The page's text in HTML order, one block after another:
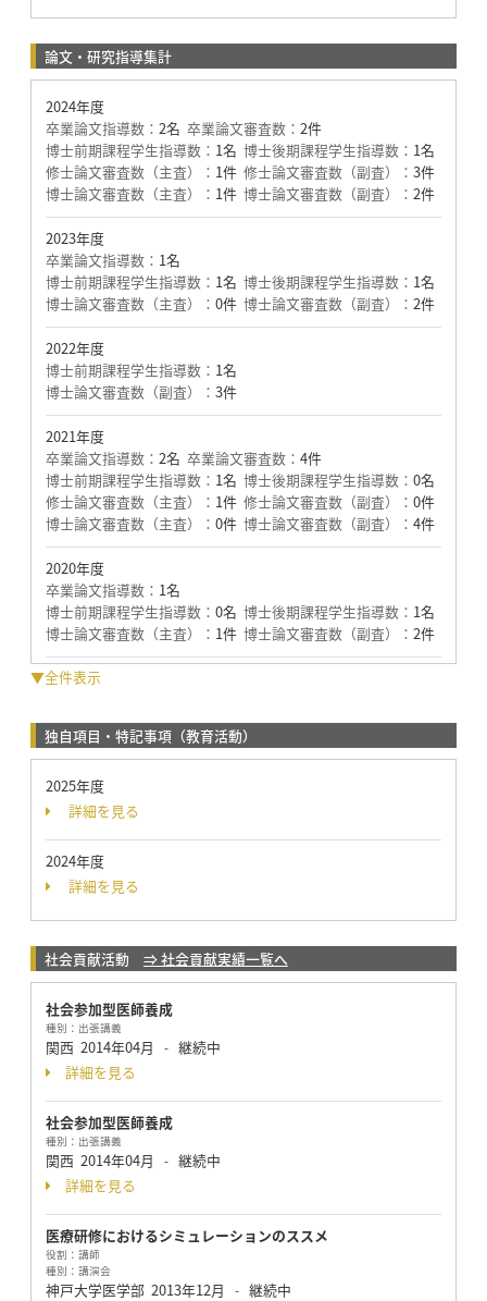
論文・研究指導集計
2024年度
卒業論文指導数： 2名 卒業論文審査数： 2件
博士前期課程学生指導数： 1名 博士後期課程学生指導数： 1名
修士論文審査数（主査）： 1件 修士論文審査数（副査）： 3件
博士論文審査数（主査）： 1件 博士論文審査数（副査）： 2件
2023年度
卒業論文指導数： 1名
博士前期課程学生指導数： 1名 博士後期課程学生指導数： 1名
博士論文審査数（主査）： 0件 博士論文審査数（副査）： 2件
2022年度
博士前期課程学生指導数： 1名
博士論文審査数（副査）： 3件
2021年度
卒業論文指導数： 2名 卒業論文審査数： 4件
博士前期課程学生指導数： 1名 博士後期課程学生指導数： 0名
修士論文審査数（主査）： 1件 修士論文審査数（副査）： 0件
博士論文審査数（主査）： 0件 博士論文審査数（副査）： 4件
2020年度
卒業論文指導数： 1名
博士前期課程学生指導数： 0名 博士後期課程学生指導数： 1名
博士論文審査数（主査）： 1件 博士論文審査数（副査）： 2件
▼全件表示
独自項目・特記事項（教育活動）
2025年度
詳細を見る
2024年度
詳細を見る
社会貢献活動 ⇒ 社会貢献実績一覧へ
社会参加型医師養成
種別： 出張講義
関西 2014年04月 - 継続中
詳細を見る
社会参加型医師養成
種別： 出張講義
関西 2014年04月 - 継続中
詳細を見る
医療研修におけるシミュレーションのススメ
役割： 講師
種別： 講演会
神戸大学医学部 2013年12月 - 継続中